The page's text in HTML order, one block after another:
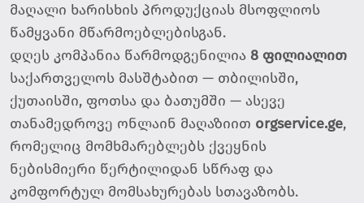
მაღალი ხარისხის პროდუქციას მსოფლიოს
წამყვანი მწარმოებლებისგან.
დღეს კომპანია წარმოდგენილია 8 ფილიალით
საქართველოს მასშტაბით — თბილისში,
ქუთაისში, ფოთსა და ბათუმში — ასევე
თანამედროვე ონლაინ მაღაზიით orgservice.ge,
რომელიც მომხმარებლებს ქვეყნის
ნებისმიერი წერტილიდან სწრაფ და
კომფორტულ მომსახურებას სთავაზობს.